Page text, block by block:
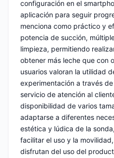
configuración en el
aplicación para seguir
menciona como práctico y
potencia de succión,
limpieza, permitiendo
obtener más leche que con
usuarios valoran la utilidad
experimentación a través
servicio de atención al
disponibilidad de varios
adaptarse a diferentes
estética y lúdica de la
facilitar el uso y la
disfrutan del uso del